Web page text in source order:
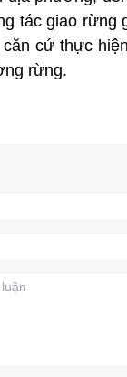
tác giao rừng
cứ thực
rừng.